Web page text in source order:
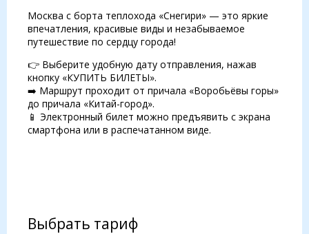
Москва с борта теплохода «Снегири» — это яркие
впечатления, красивые виды и незабываемое
путешествие по сердцу города!
👉 Выберите удобную дату отправления, нажав
кнопку «КУПИТЬ БИЛЕТЫ».
➡️ Маршрут проходит от причала «Воробьёвы горы»
до причала «Китай-город».
📱 Электронный билет можно предъявить с экрана
смартфона или в распечатанном виде.
Выбрать тариф